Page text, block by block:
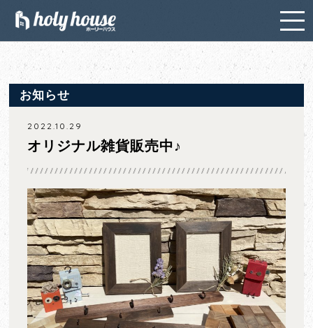
お知らせ
2022.10.29
オリジナル雑貨販売中♪